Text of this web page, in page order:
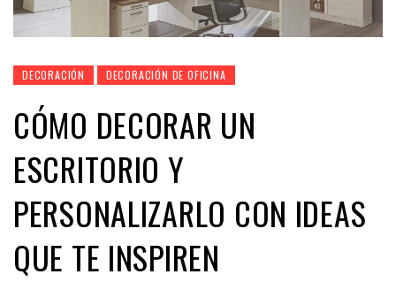
DECORACIÓN DECORACIÓN DE OFICINA
CÓMO DECORAR UN
ESCRITORIO Y
PERSONALIZARLO CON IDEAS
QUE TE INSPIREN